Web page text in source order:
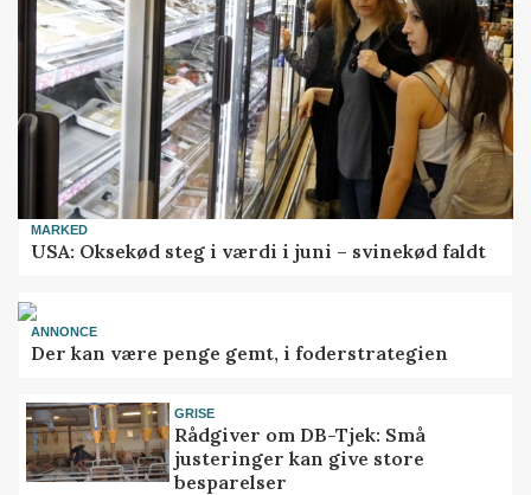
MARKED
USA: Oksekød steg i værdi i juni – svinekød faldt
ANNONCE
Der kan være penge gemt, i foderstrategien
GRISE
Rådgiver om DB-Tjek: Små
justeringer kan give store
besparelser